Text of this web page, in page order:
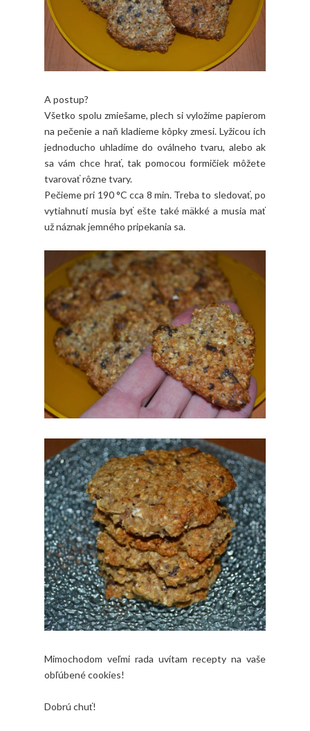
A postup?
Všetko spolu zmiešame, plech si vyložíme papierom
na pečenie a naň kladieme kôpky zmesi. Lyžicou ich
jednoducho uhladíme do oválneho tvaru, alebo ak
sa vám chce hrať, tak pomocou formičiek môžete
tvarovať rôzne tvary.
Pečieme pri 190 °C cca 8 min. Treba to sledovať, po
vytiahnutí musia byť ešte také mäkké a musia mať
už náznak jemného pripekania sa.
Mimochodom veľmi rada uvítam recepty na vaše
obľúbené cookies!
Dobrú chuť!